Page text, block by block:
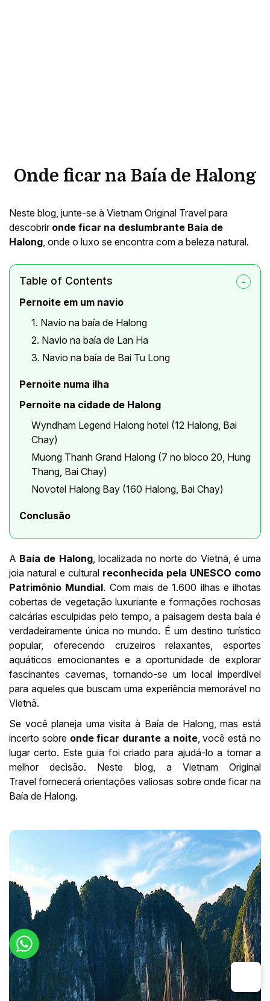
Onde ficar na Baía de Halong
Neste blog, junte-se à Vietnam Original Travel para
descobrir onde ficar na deslumbrante Baía de
Halong, onde o luxo se encontra com a beleza natural.
Table of Contents
Pernoite em um navio
1. Navio na baía de Halong
2. Navio na baía de Lan Ha
3. Navio na baía de Bai Tu Long
Pernoite numa ilha
Pernoite na cidade de Halong
Wyndham Legend Halong hotel (12 Halong, Bai
Chay)
Muong Thanh Grand Halong (7 no bloco 20, Hung
Thang, Bai Chay)
Novotel Halong Bay (160 Halong, Bai Chay)
Conclusão
A Baía de Halong, localizada no norte do Vietnã, é uma
joia natural e cultural reconhecida pela UNESCO como
Patrimônio Mundial. Com mais de 1.600 ilhas e ilhotas
cobertas de vegetação luxuriante e formações rochosas
calcárias esculpidas pelo tempo, a paisagem desta baía é
verdadeiramente única no mundo. É um destino turístico
popular, oferecendo cruzeiros relaxantes, esportes
aquáticos emocionantes e a oportunidade de explorar
fascinantes cavernas, tornando-se um local imperdível
para aqueles que buscam uma experiência memorável no
Vietnã.
Se você planeja uma visita à Baía de Halong, mas está
incerto sobre onde ficar durante a noite, você está no
lugar certo. Este guia foi criado para ajudá-lo a tomar a
melhor decisão. Neste blog, a Vietnam Original
Travel fornecerá orientações valiosas sobre onde ficar na
Baía de Halong.